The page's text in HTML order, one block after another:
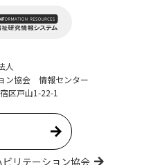
人
ン協会 情報センター
区戸山1-22-1
リテーション協会